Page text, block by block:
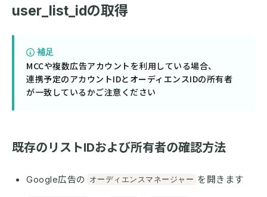
user_list_idの取得
補足
MCCや複数広告アカウントを利用している場合、
連携予定のアカウントIDとオーディエンスIDの所有者
が一致しているかご注意ください
既存のリストIDおよび所有者の確認方法
Google広告の オーディエンスマネージャー を開きます